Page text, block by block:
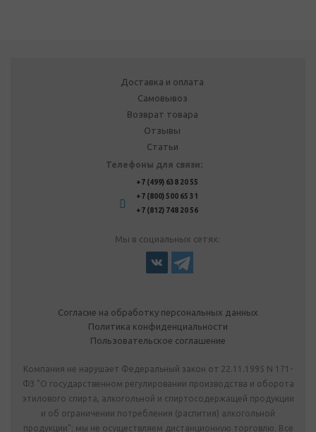
Доставка и оплата
Самовывоз
Возврат товара
Отзывы
Статьи
Телефоны для связи:
+7 (499) 638 20 55
+7 (800) 500 65 31
+7 (812) 748 20 56
Мы в социальных сетях:
Согласие на обработку персональных данных
Политика конфиденциальности
Пользовательское соглашение
Компания не нарушает Федеральный закон от 22.11.1995 N 171-
ФЗ "О государственном регулировании производства и оборота
этилового спирта, алкогольной и спиртосодержащей продукции
и об ограничении потребления (распития) алкогольной
продукции": мы не осуществляем дистанционную торговлю. Все